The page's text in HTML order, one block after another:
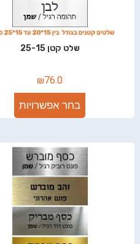
שלט קטן 25-15
₪76.0
בחר אפשרויות